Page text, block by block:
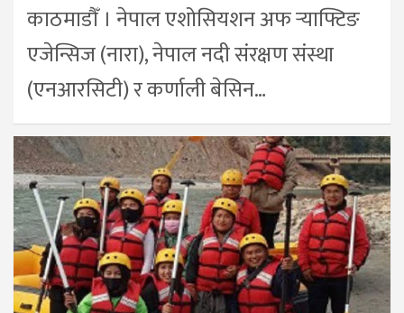
काठमाडौँ । नेपाल एशोसियशन अफ र्‍याफ्टिङ
एजेन्सिज (नारा), नेपाल नदी संरक्षण संस्था
(एनआरसिटी) र कर्णाली बेसिन…